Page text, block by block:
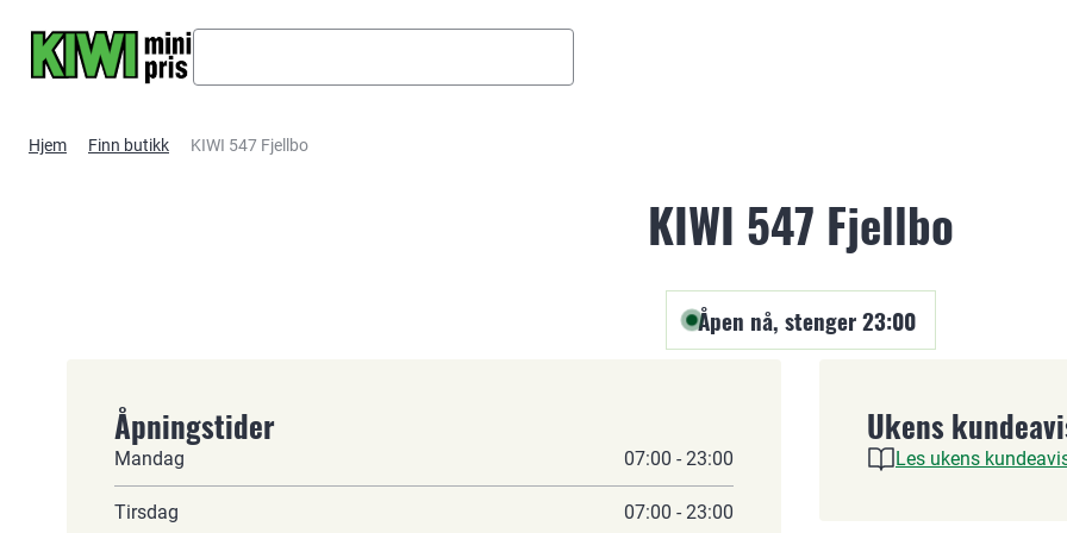
Hjem Finn butikk KIWI 547 Fjellbo
KIWI 547 Fjellbo
Åpen nå, stenger 23:00
Åpningstider
Mandag 07:00 - 23:00
Tirsdag 07:00 - 23:00
Ukens
Les ukens